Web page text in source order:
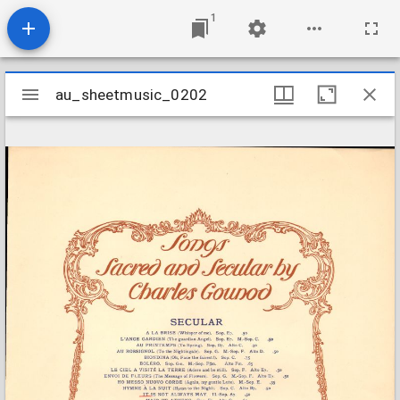
1
Mirador
viewer
au_sheetmusic_0202
au_sheetmusic_0202